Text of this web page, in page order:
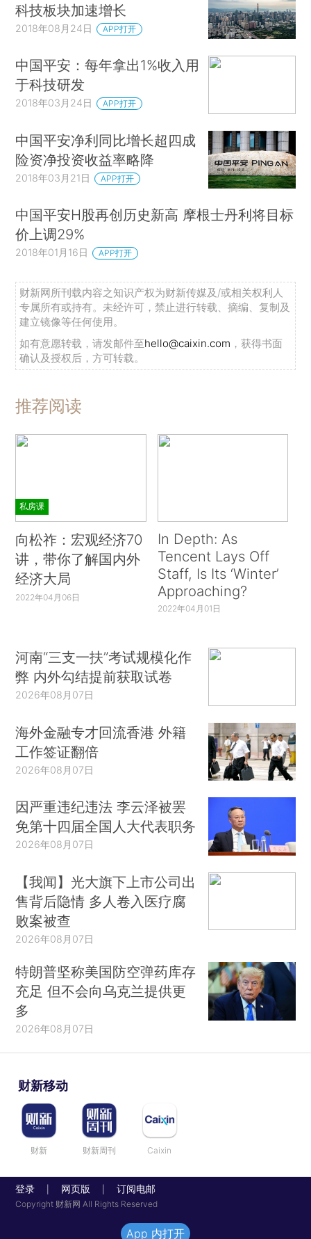
科技板块加速增长
2018年08月24日 APP打开
中国平安：每年拿出1%收入用
于科技研发
2018年03月24日 APP打开
中国平安净利同比增长超四成
险资净投资收益率略降
2018年03月21日 APP打开
中国平安H股再创历史新高 摩根士丹利将目标
价上调29%
2018年01月16日 APP打开
财新网所刊载内容之知识产权为财新传媒及/或相关权利人
专属所有或持有。未经许可，禁止进行转载、摘编、复制及
建立镜像等任何使用。
如有意愿转载，请发邮件至hello@caixin.com ，获得书面
确认及授权后，方可转载。
推荐阅读
私房课
向松祚：宏观经济70
讲，带你了解国内外
经济大局
2022年04月06日
In Depth: As
Tencent Lays Off
Staff, Is Its ‘Winter’
Approaching?
2022年04月01日
河南“三支一扶”考试规模化作
弊 内外勾结提前获取试卷
2026年08月07日
海外金融专才回流香港 外籍
工作签证翻倍
2026年08月07日
因严重违纪违法 李云泽被罢
免第十四届全国人大代表职务
2026年08月07日
【我闻】光大旗下上市公司出
售背后隐情 多人卷入医疗腐
败案被查
2026年08月07日
特朗普坚称美国防空弹药库存
充足 但不会向乌克兰提供更
多
2026年08月07日
财新移动
财新 财新周刊 Caixin
登录 网页版 订阅电邮
Copyright 财新网 All Rights Reserved
App 内打开